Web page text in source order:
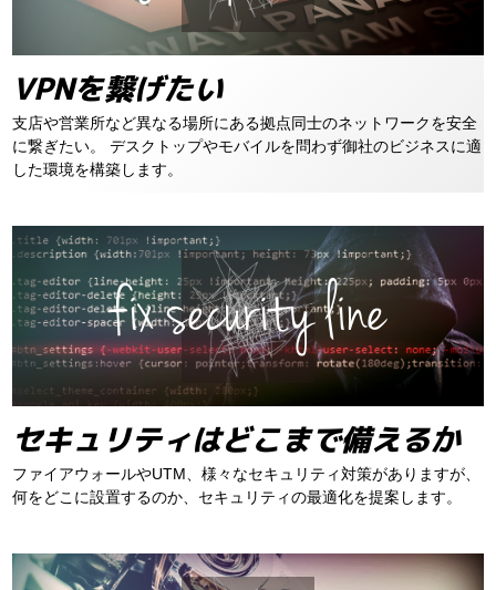
VPNを繋げたい
支店や営業所など異なる場所にある拠点同士のネットワークを安全
に繋ぎたい。
デスクトップやモバイルを問わず御社のビジネスに適
した環境を構築します。
セキュリティはどこまで備えるか
ファイアウォールやUTM、様々なセキュリティ対策がありますが、
何をどこに設置するのか、セキュリティの最適化を提案します。